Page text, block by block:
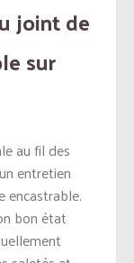
joint de
sur
au fil des
entretien
encastrable.
bon état